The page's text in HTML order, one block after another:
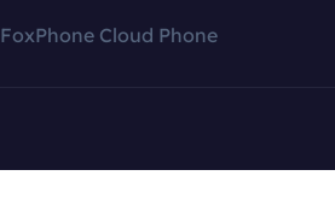
FoxPhone Cloud Phone